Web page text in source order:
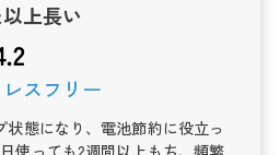
上長い
スフリー
態になり、電池節約に役立っ